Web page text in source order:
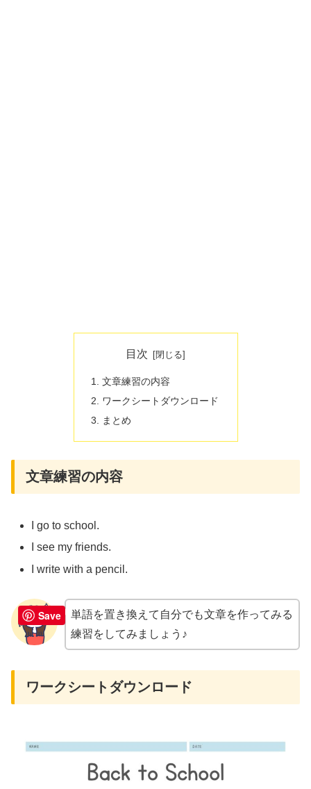
目次
文章練習の内容
ワークシートダウンロード
まとめ
文章練習の内容
I go to school.
I see my friends.
I write with a pencil.
単語を置き換えて自分でも文章を作ってみる
練習をしてみましょう♪
ワークシートダウンロード
Save